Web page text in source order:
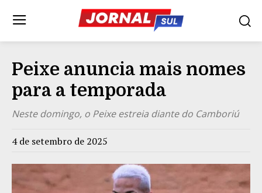
Peixe anuncia mais nomes
para a temporada
Neste domingo, o Peixe estreia diante do Camboriú
4 de setembro de 2025